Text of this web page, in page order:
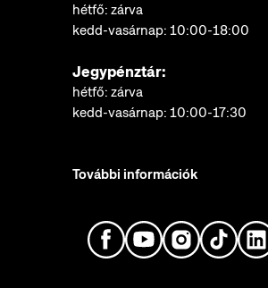
hétfő: zárva
kedd-vasárnap: 10:00-18:00
Jegypénztár:
hétfő: zárva
kedd-vasárnap: 10:00-17:30
További információk